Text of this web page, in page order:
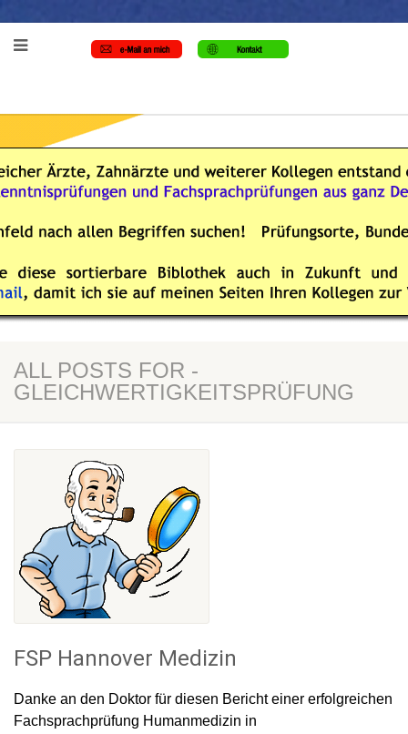
ALL POSTS FOR -
GLEICHWERTIGKEITSPRÜFUNG
FSP Hannover Medizin
Danke an den Doktor für diesen Bericht einer erfolgreichen
Fachsprachprüfung Humanmedizin in